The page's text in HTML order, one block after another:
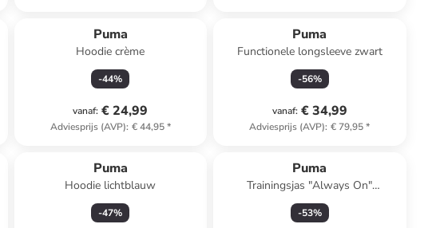
Puma
Hoodie crème
-44%
vanaf: € 24,99
Adviesprijs (AVP): € 44,95*
Puma
Functionele longsleeve zwart
-56%
vanaf: € 34,99
Adviesprijs (AVP): € 79,95*
Puma
Hoodie lichtblauw
-47%
Puma
Trainingsjas "Always On"
lichtroze/bordeaux
-53%